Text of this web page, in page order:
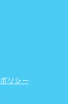
リシー